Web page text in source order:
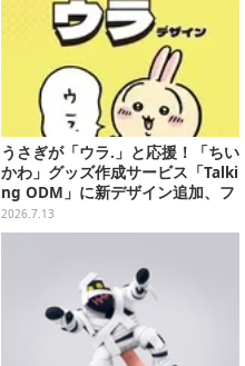
うさぎが「ウラ.」と応援！「ちい
かわ」グッズ作成サービス「Talki
ng ODM」に新デザイン追加、フ
ェイスタオルやTシャツなどライ
ンナップ
2026.7.13